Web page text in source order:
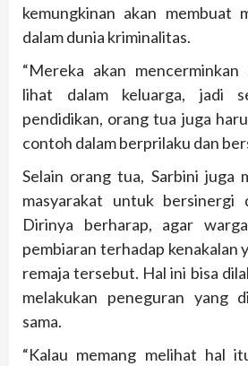
kemungkinan akan membuat
dalam dunia kriminalitas.
“Mereka akan
lihat dalam keluarga, jadi
pendidikan, orang tua juga
contoh dalam berprilaku dan
Selain orang tua, Sarbini juga
masyarakat untuk bersinergi
Dirinya berharap, agar
pembiaran terhadap kenakalan
remaja tersebut. Hal ini bisa
melakukan peneguran yang
sama.
“Kalau memang melihat hal